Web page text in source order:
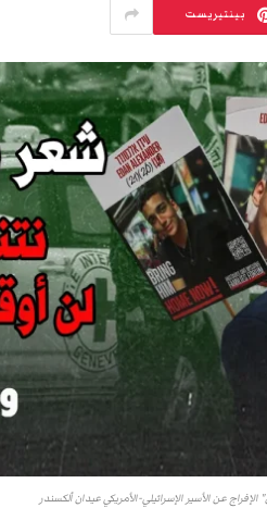
بينتيريست
عن الأسير الإسرائيلي-الأمريكي عيدان ألكسندر